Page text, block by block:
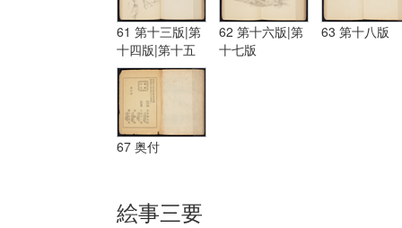
61 第十三版|第
十四版|第十五
版
62 第十六版|第
十七版
63 第十八版
67 奥付
絵事三要